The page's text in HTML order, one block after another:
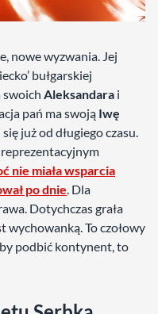
nowe wyzwania. Jej
bułgarskiej
swoich Aleksandara i
pań ma swoją Iwę
już od długiego czasu.
reprezentacyjnym
nie miała wsparcia
po dnie. Dla
Dotychczas grała
To czołowy
podbić kontynent, to